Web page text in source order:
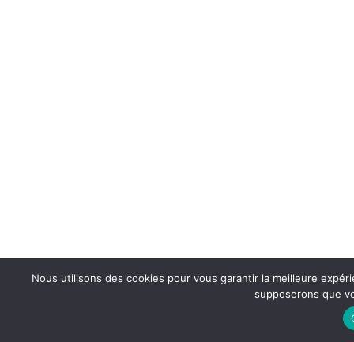
Nous utilisons des cookies pour vous garantir la meilleure
supposerons que